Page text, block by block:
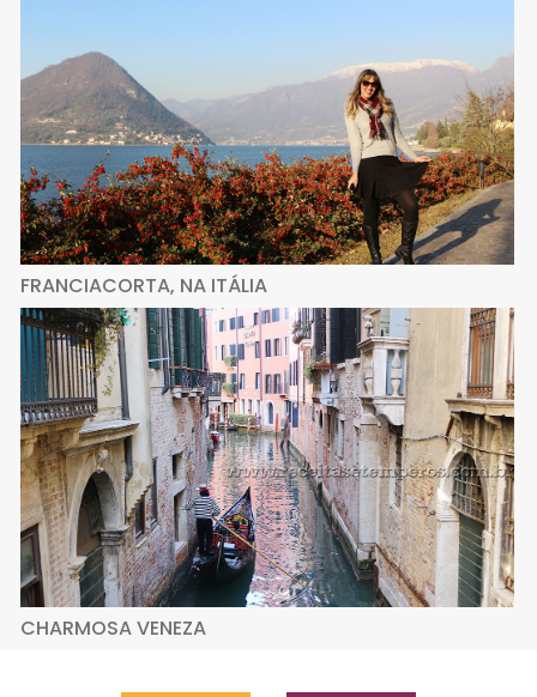
FRANCIACORTA, NA ITÁLIA
CHARMOSA VENEZA